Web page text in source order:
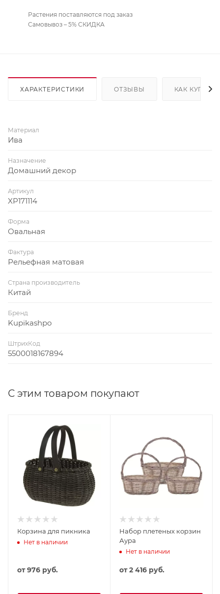
Растения поставляются под заказ
Самовывоз – 5% СКИДКА
ХАРАКТЕРИСТИКИ ОТЗЫВЫ КАК КУПИТЬ
Материал
Ива
Назначение
Домашний декор
Артикул
XP171114
Форма
Овальная
Фактура
Рельефная матовая
Страна производитель
Китай
Бренд
Kupikashpo
ШтрихКод
5500018167894
С этим товаром покупают
Корзина для пикника
Нет в наличии
от976 руб.
Набор плетеных корзин
Аура
Нет в наличии
от2 416 руб.